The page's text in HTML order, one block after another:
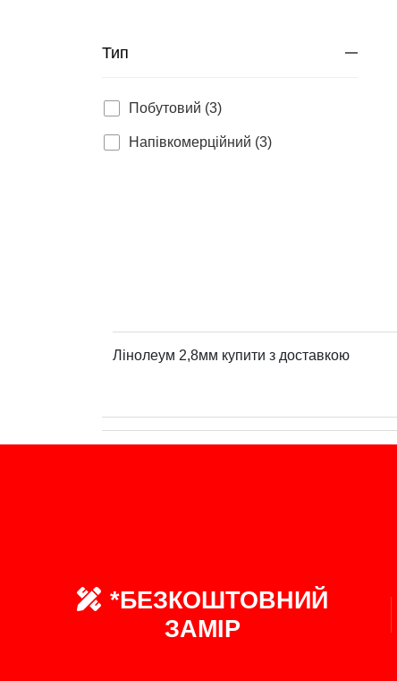
Тип
Побутовий (3)
Напівкомерційний (3)
Лінолеум 2,8мм купити з доставкою
*БЕЗКОШТОВНИЙ
ЗАМІР